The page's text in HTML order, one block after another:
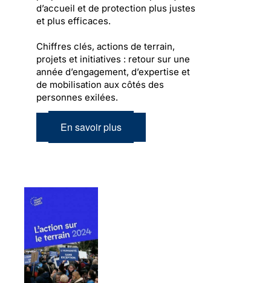
d’accueil et de protection plus justes
et plus efficaces.
Chiffres clés, actions de terrain,
projets et initiatives : retour sur une
année d’engagement, d’expertise et
de mobilisation aux côtés des
personnes exilées.
En savoir plus